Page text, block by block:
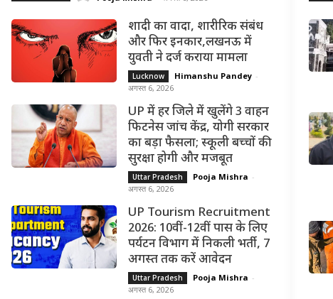
शादी का वादा, शारीरिक संबंध
और फिर इनकार,लखनऊ में
युवती ने दर्ज कराया मामला
Lucknow Himanshu Pandey -
अगस्त 6, 2026
UP में हर जिले में खुलेंगे 3 वाहन
फिटनेस जांच केंद्र, योगी सरकार
का बड़ा फैसला; स्कूली बच्चों की
सुरक्षा होगी और मजबूत
Uttar Pradesh Pooja Mishra -
अगस्त 6, 2026
UP Tourism Recruitment
2026: 10वीं-12वीं पास के लिए
पर्यटन विभाग में निकली भर्ती, 7
अगस्त तक करें आवेदन
Uttar Pradesh Pooja Mishra -
अगस्त 6, 2026